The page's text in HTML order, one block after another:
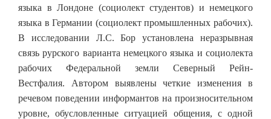
языка в Лондоне (социолект студентов) и немецкого
языка в Германии (социолект промышленных рабочих).
В исследовании Л.С. Бор установлена неразрывная
связь рурского варианта немецкого языка и социолекта
рабочих Федеральной земли Северный Рейн-
Вестфалия. Автором выявлены четкие изменения в
речевом поведении информантов на произносительном
уровне, обусловленные ситуацией общения, с одной